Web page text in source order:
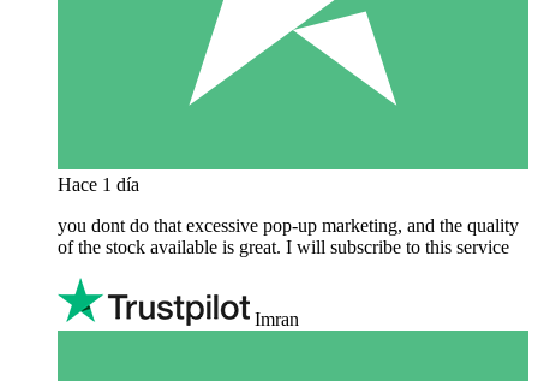
Hace 1 día
you dont do that excessive pop-up marketing, and the quality
of the stock available is great. I will subscribe to this service
Imran